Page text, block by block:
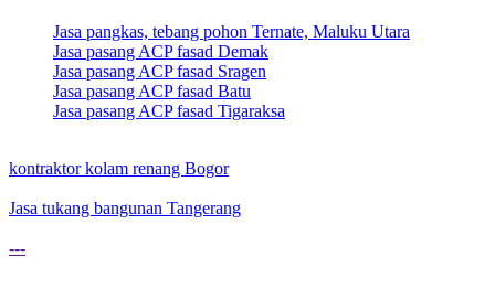
Jasa pangkas, tebang pohon Ternate, Maluku Utara
Jasa pasang ACP fasad Demak
Jasa pasang ACP fasad Sragen
Jasa pasang ACP fasad Batu
Jasa pasang ACP fasad Tigaraksa
kontraktor kolam renang Bogor
Jasa tukang bangunan Tangerang
---